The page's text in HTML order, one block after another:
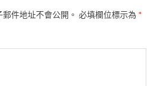
件地址不會公開。 必填欄位標示為 *